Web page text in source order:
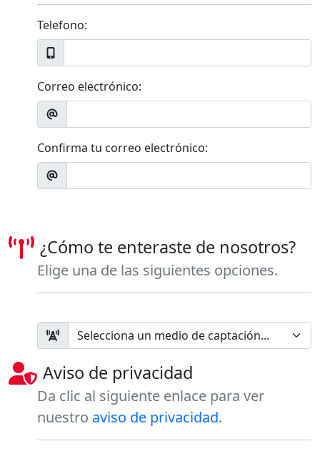
Telefono:
Correo electrónico:
Confirma tu correo electrónico:
¿Cómo te enteraste de nosotros?
Elige una de las siguientes opciones.
Aviso de privacidad
Da clic al siguiente enlace para ver
nuestro aviso de privacidad.